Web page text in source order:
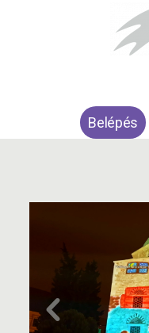
Belépés